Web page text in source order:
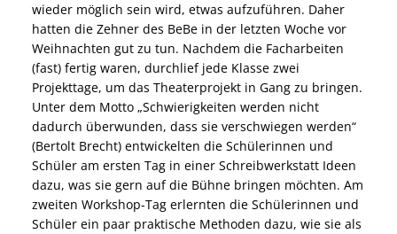
wieder möglich sein wird, etwas aufzuführen. Daher
hatten die Zehner des BeBe in der letzten Woche vor
Weihnachten gut zu tun. Nachdem die Facharbeiten
(fast) fertig waren, durchlief jede Klasse zwei
Projekttage, um das Theaterprojekt in Gang zu bringen.
Unter dem Motto „Schwierigkeiten werden nicht
dadurch überwunden, dass sie verschwiegen werden“
(Bertolt Brecht) entwickelten die Schülerinnen und
Schüler am ersten Tag in einer Schreibwerkstatt Ideen
dazu, was sie gern auf die Bühne bringen möchten. Am
zweiten Workshop-Tag erlernten die Schülerinnen und
Schüler ein paar praktische Methoden dazu, wie sie als